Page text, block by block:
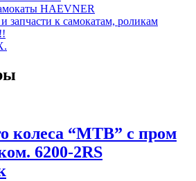
HAEVNER
запчасти к самокатам, роликам
колеса “МТВ” с пром
6200-2RS